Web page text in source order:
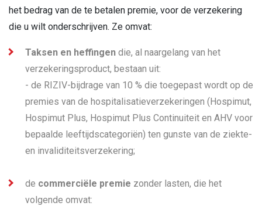
het bedrag van de te betalen premie, voor de verzekering
die u wilt onderschrijven. Ze omvat:
Taksen en heffingen die, al naargelang van het
verzekeringsproduct, bestaan uit:
- de RIZIV-bijdrage van 10 % die toegepast wordt op de
premies van de hospitalisatieverzekeringen (Hospimut,
Hospimut Plus, Hospimut Plus Continuiteit en AHV voor
bepaalde leeftijdscategoriën) ten gunste van de ziekte-
en invaliditeitsverzekering;
de commerciële premie zonder lasten, die het
volgende omvat: